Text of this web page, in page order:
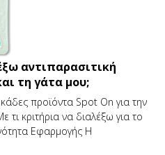
αντιπαρασιτική
τη γάτα μου;
προϊόντα Spot On για την
κριτήρια να διαλέξω για το
Εφαρμογής Η